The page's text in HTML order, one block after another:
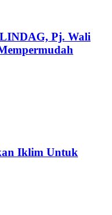
Pj. Wali
Iklim Untuk